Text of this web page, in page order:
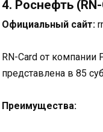
4. Роснефть
Официальный сайт:
RN-Card от компании
представлена в 85
Преимущества: